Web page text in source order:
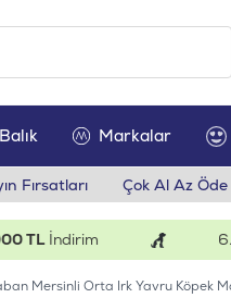
Balık Markalar
Fırsatları Çok Al Az Öde
İndirim
Mersinli Orta Irk Yavru Köpek